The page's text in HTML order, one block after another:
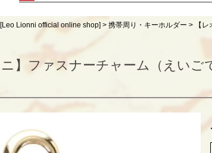
Lionni official online shop] 携帯周り・キーホルダー 【
ニ】ファスナーチャーム（えいご